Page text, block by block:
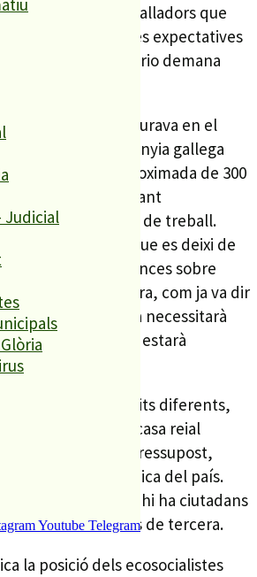
Judicial
Youtube Telegram
el nombre de treballadors que
és molt inferior a les expectatives
ha generat. Osorio demana
Agustí, assegurava en el
que la companyia gallega
una plantilla aproximada de 300
s’aniria incrementant
arribar als 700 llocs de treball.
del nou bloc que es deixi de
crear falses esperances sobre
ja que considera, com ja va dir
que l’empresa necessitarà
ja que la planta estarà
hora ja té 3 escrits diferents,
època de crisi la casa reial
el seu pressupost,
conjuntura econòmica del país.
a Espanya encara hi ha ciutadans
i que la resta és de tercera.
la posició dels ecosocialistes